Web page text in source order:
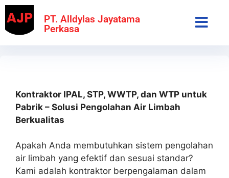
PT. Alldylas Jayatama
Perkasa
Kontraktor IPAL, STP, WWTP, dan WTP untuk
Pabrik – Solusi Pengolahan Air Limbah
Berkualitas
Apakah Anda membutuhkan sistem pengolahan
air limbah yang efektif dan sesuai standar?
Kami adalah kontraktor berpengalaman dalam